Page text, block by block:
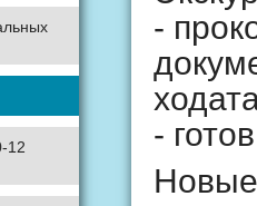
12
-
-
Новые